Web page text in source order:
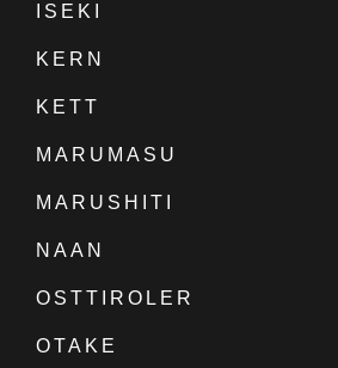
ISEKI
KERN
KETT
MARUMASU
MARUSHITI
NAAN
OSTTIROLER
OTAKE